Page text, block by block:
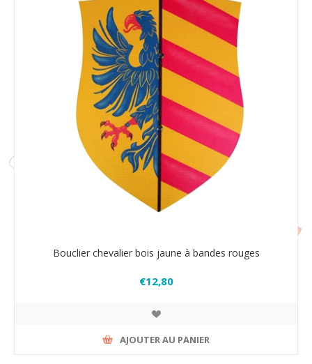
Bouclier chevalier bois jaune à bandes rouges
€12,80
AJOUTER AU PANIER